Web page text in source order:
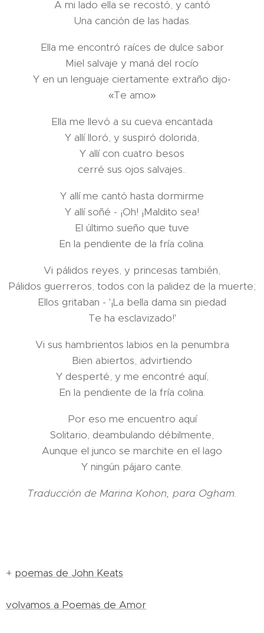
A mi lado ella se recostó, y cantó
Una canción de las hadas.
Ella me encontró raíces de dulce sabor
Miel salvaje y maná del rocío
Y en un lenguaje ciertamente extraño dijo-
«Te amo»
Ella me llevó a su cueva encantada
Y allí lloró, y suspiró dolorida,
Y allí con cuatro besos
cerré sus ojos salvajes..
Y allí me cantó hasta dormirme
Y allí soñé - ¡Oh! ¡Maldito sea!
El último sueño que tuve
En la pendiente de la fría colina.
Vi pálidos reyes, y princesas también,
Pálidos guerreros, todos con la palidez de la muerte;
Ellos gritaban - '¡La bella dama sin piedad
Te ha esclavizado!'
Vi sus hambrientos labios en la penumbra
Bien abiertos, advirtiendo
Y desperté, y me encontré aquí,
En la pendiente de la fría colina.
Por eso me encuentro aquí
Solitario, deambulando débilmente,
Aunque el junco se marchite en el lago
Y ningún pájaro cante.
Traducción de Marina Kohon, para Ogham.
+ poemas de John Keats
volvamos a Poemas de Amor